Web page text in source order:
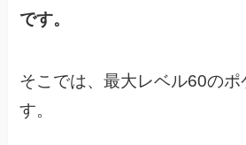
です。
そこでは、最大レベル60のポ
す。